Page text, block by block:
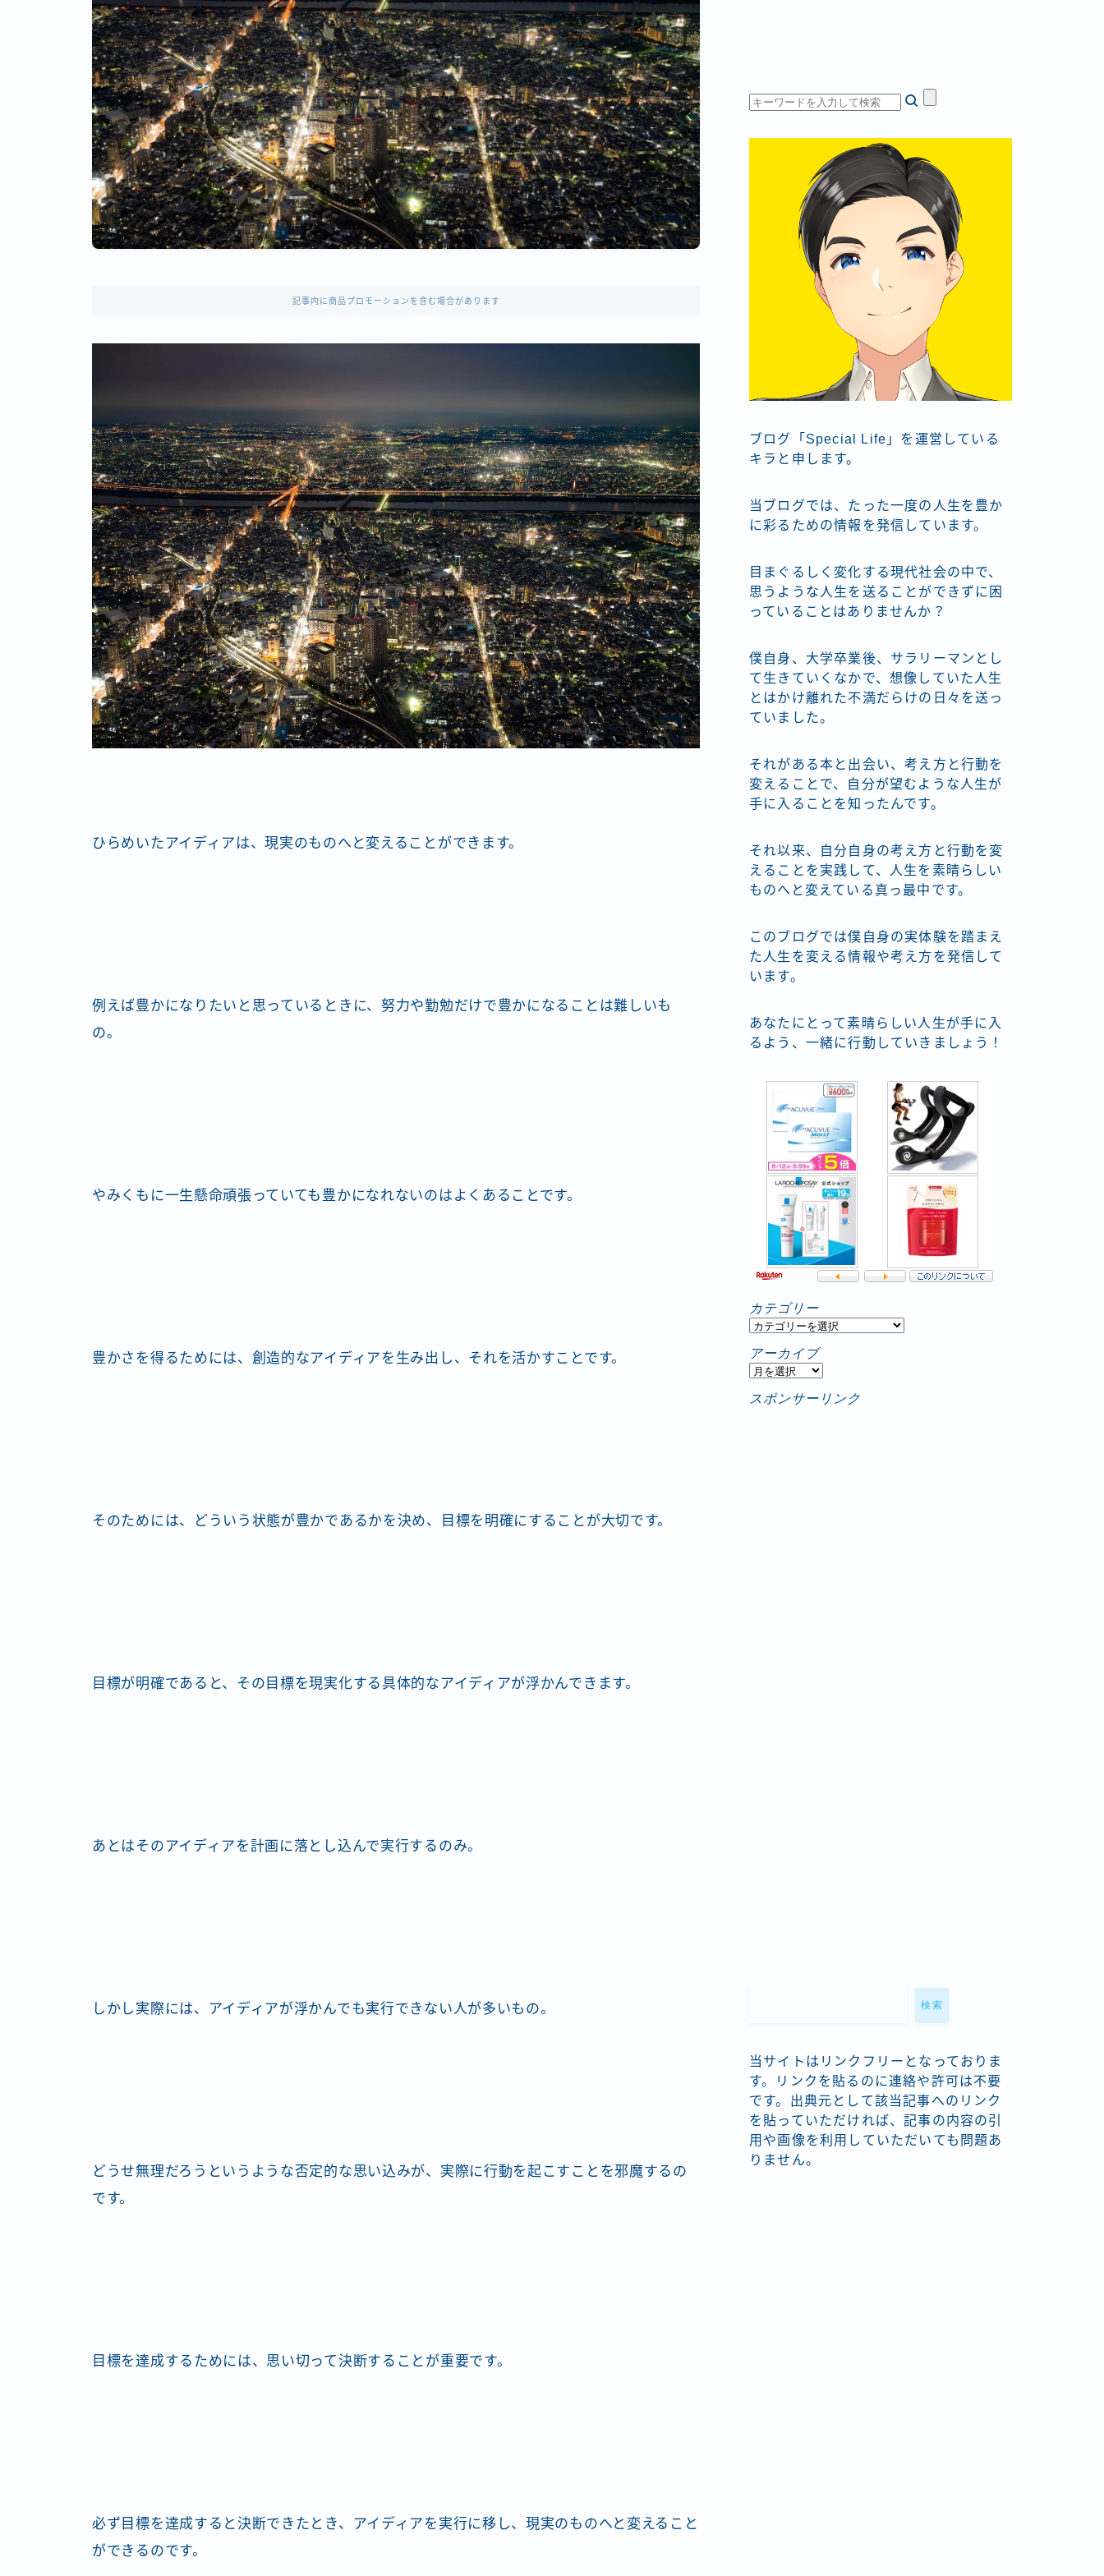
記事内に商品プロモーションを含む場合があります
ひらめいたアイディアは、現実のものへと変えることができます。
例えば豊かになりたいと思っているときに、努力や勤勉だけで豊かになることは難しいも
の。
やみくもに一生懸命頑張っていても豊かになれないのはよくあることです。
豊かさを得るためには、創造的なアイディアを生み出し、それを活かすことです。
そのためには、どういう状態が豊かであるかを決め、目標を明確にすることが大切です。
目標が明確であると、その目標を現実化する具体的なアイディアが浮かんできます。
あとはそのアイディアを計画に落とし込んで実行するのみ。
しかし実際には、アイディアが浮かんでも実行できない人が多いもの。
どうせ無理だろうというような否定的な思い込みが、実際に行動を起こすことを邪魔するの
です。
目標を達成するためには、思い切って決断することが重要です。
必ず目標を達成すると決断できたとき、アイディアを実行に移し、現実のものへと変えること
ができるのです。
ブログ「Special Life」を運営している
キラと申します。
当ブログでは、たった一度の人生を豊か
に彩るための情報を発信しています。
目まぐるしく変化する現代社会の中で、
思うような人生を送ることができずに困
っていることはありませんか？
僕自身、大学卒業後、サラリーマンとし
て生きていくなかで、想像していた人生
とはかけ離れた不満だらけの日々を送っ
ていました。
それがある本と出会い、考え方と行動を
変えることで、自分が望むような人生が
手に入ることを知ったんです。
それ以来、自分自身の考え方と行動を変
えることを実践して、人生を素晴らしい
ものへと変えている真っ最中です。
このブログでは僕自身の実体験を踏まえ
た人生を変える情報や考え方を発信して
います。
あなたにとって素晴らしい人生が手に入
るよう、一緒に行動していきましょう！
カテゴリー
カ
テ
ゴ
ー
アーカイブ
ア
ー
スポンサーリンク
検索
当サイトはリンクフリーとなっておりま
す。リンクを貼るのに連絡や許可は不要
です。出典元として該当記事へのリンク
を貼っていただければ、記事の内容の引
用や画像を利用していただいても問題あ
りません。